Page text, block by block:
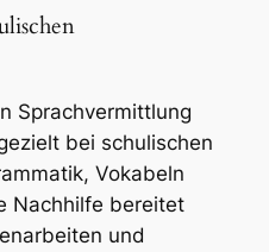
Sprachvermittlung
bei schulischen
Vokabeln
Nachhilfe bereitet
und